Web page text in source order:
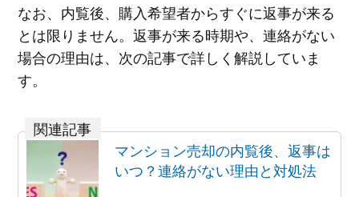
なお、内覧後、購入希望者からすぐに返事が来る
とは限りません。返事が来る時期や、連絡がない
場合の理由は、次の記事で詳しく解説していま
す。
マンション売却の内覧後、返事は
いつ？連絡がない理由と対処法